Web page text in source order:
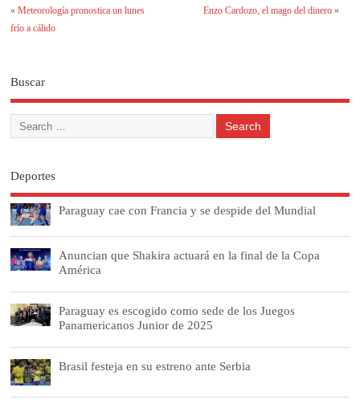
«Meteorología pronostica un lunes
frío a cálido
Enzo Cardozo, el mago del dinero»
Buscar
Deportes
Paraguay cae con Francia y se despide del Mundial
Anuncian que Shakira actuará en la final de la Copa
América
Paraguay es escogido como sede de los Juegos
Panamericanos Junior de 2025
Brasil festeja en su estreno ante Serbia